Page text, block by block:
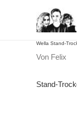
Wella Stand-
Von Felix
Stand-
navigation